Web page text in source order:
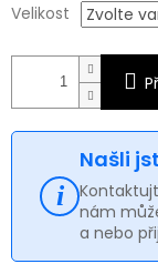
Velikost
Našli
nám
a nebo